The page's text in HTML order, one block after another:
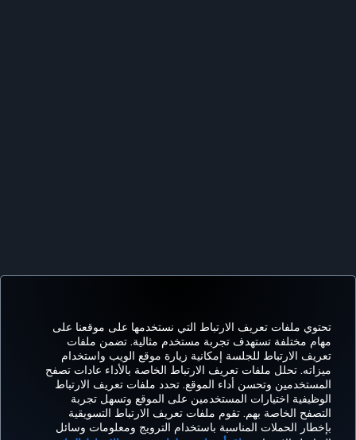
تحتوي ملفات تعريف الارتباط التي نستخدمها على موقعنا على
مهام مختلفة تستهدف تجربة مستخدم مثالية. تضمن ملفات
تعريف الارتباط للجلسة إمكانية زيارة موقع الويب واستخدام
ميزاته. تحلل ملفات تعريف الارتباط الخاصة بالأداء عادات تصفح
المستخدمين وتحسن أداء الموقع. تحدد ملفات تعريف الارتباط
الوظيفية اختيارات المستخدمين على الموقع وتسهل تجربة
التصفح الخاصة بهم. تقوم ملفات تعريف الارتباط التسويقية
بإخطار الحملات المناسبة باستخدام الترويج ومعلومات وسائل
Facebook
Twitter
Instagram
YouTube
LinkedIn
تيك توكBlog
Pinterest
الحجز
خبرة
العروض
مساعدة MILES&SMILES
CORPORATE